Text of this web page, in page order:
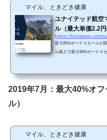
マイル、ときどき健康
ユナイテッド航空
ル（最大単価2.2
https://hetatare.com/
最大85%ボーナスセールが
ル購入で最大85%ボーナス
われました」というエラー
い。 単価購入マイルによ
2019年7月：最大40%オ
ル）
マイル、ときどき健康